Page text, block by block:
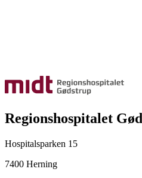
Regionshospitalet
Hospitalsparken 15
7400 Herning